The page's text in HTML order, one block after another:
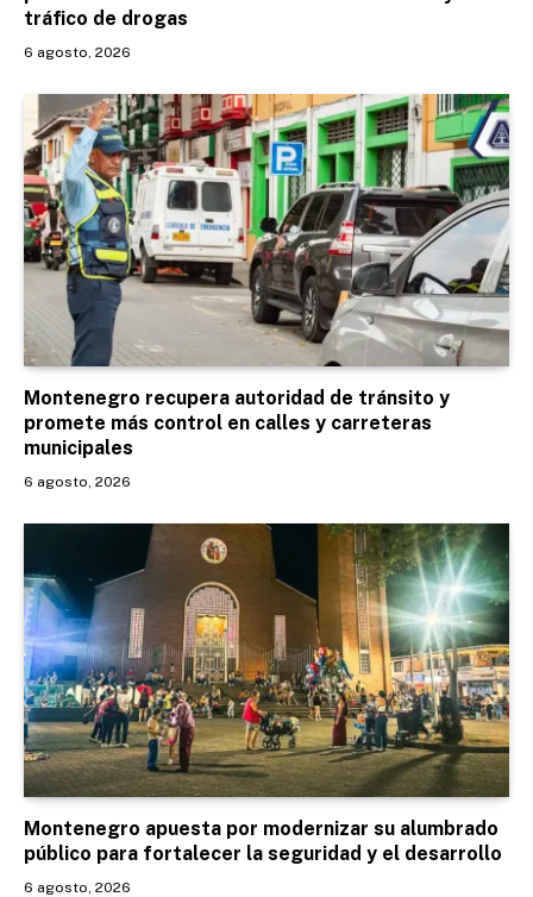
tráfico de drogas
6 agosto, 2026
Montenegro recupera autoridad de tránsito y
promete más control en calles y carreteras
municipales
6 agosto, 2026
Montenegro apuesta por modernizar su alumbrado
público para fortalecer la seguridad y el desarrollo
6 agosto, 2026